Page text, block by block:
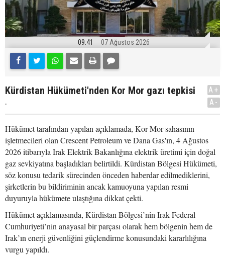
09:41 07 Ağustos 2026
Kürdistan Hükümeti'nden Kor Mor gazı tepkisi
.
A+
A-
Hükümet tarafından yapılan açıklamada, Kor Mor sahasının
işletmecileri olan Crescent Petroleum ve Dana Gas'ın, 4 Ağustos
2026 itibarıyla Irak Elektrik Bakanlığına elektrik üretimi için doğal
gaz sevkiyatına başladıkları belirtildi. Kürdistan Bölgesi Hükümeti,
söz konusu tedarik sürecinden önceden haberdar edilmediklerini,
şirketlerin bu bildiriminin ancak kamuoyuna yapılan resmi
duyuruyla hükümete ulaştığına dikkat çekti.
Hükümet açıklamasında, Kürdistan Bölgesi’nin Irak Federal
Cumhuriyeti’nin anayasal bir parçası olarak hem bölgenin hem de
Irak’ın enerji güvenliğini güçlendirme konusundaki kararlılığına
vurgu yapıldı.